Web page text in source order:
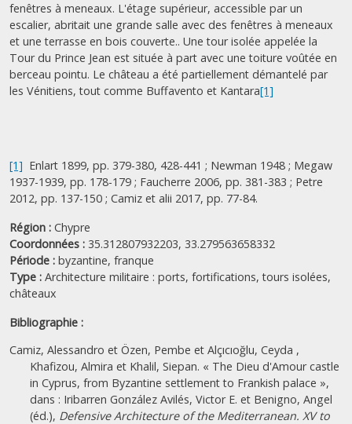
fenêtres à meneaux. L'étage supérieur, accessible par un
escalier, abritait une grande salle avec des fenêtres à meneaux
et une terrasse en bois couverte.. Une tour isolée appelée la
Tour du Prince Jean est située à part avec une toiture voûtée en
berceau pointu. Le château a été partiellement démantelé par
les Vénitiens, tout comme Buffavento et Kantara[1]
[1] Enlart 1899, pp. 379-380, 428-441 ; Newman 1948 ; Megaw
1937-1939, pp. 178-179 ; Faucherre 2006, pp. 381-383 ; Petre
2012, pp. 137-150 ; Camiz et alii 2017, pp. 77-84.
Région : Chypre
Coordonnées : 35.312807932203, 33.279563658332
Période : byzantine, franque
Type : Architecture militaire : ports, fortifications, tours isolées,
châteaux
Bibliographie :
Camiz, Alessandro et Özen, Pembe et Alçıcıoğlu, Ceyda ,
Khafizou, Almira et Khalil, Siepan. « The Dieu d'Amour castle
in Cyprus, from Byzantine settlement to Frankish palace »,
dans : Iribarren González Avilés, Victor E. et Benigno, Angel
(éd.), Defensive Architecture of the Mediterranean. XV to